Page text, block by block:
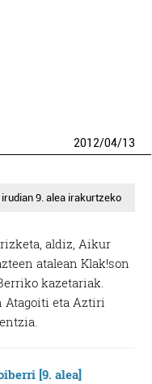
2012/04/13
irudian 9. alea irakurtzeko
aldiz, Aikur
atalean Klak!son
kazetariak.
Atagoiti eta Aztiri
[9. alea]